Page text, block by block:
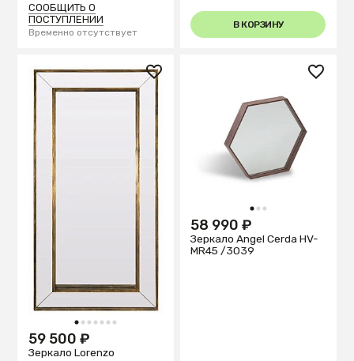
СООБЩИТЬ О
ПОСТУПЛЕНИИ
Временно отсутствует
В КОРЗИНУ
1 2 3 4 5 6 7
59 500 ₽
Зеркало Lorenzo
1 2 3
58 990 ₽
Зеркало Angel Cerda HV-
MR45 /3039